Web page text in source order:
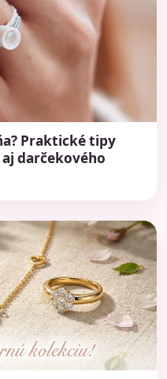
Praktické tipy
darčekového